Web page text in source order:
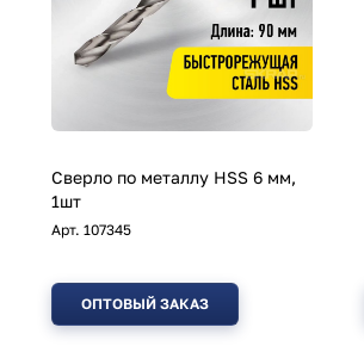
Сверло по металлу HSS 6 мм,
1шт
Арт. 107345
ОПТОВЫЙ ЗАКАЗ